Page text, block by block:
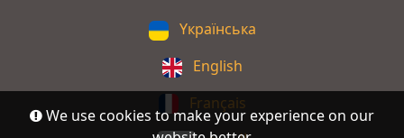
We use cookies to make your experience on our
Yкраїнська
English
Français